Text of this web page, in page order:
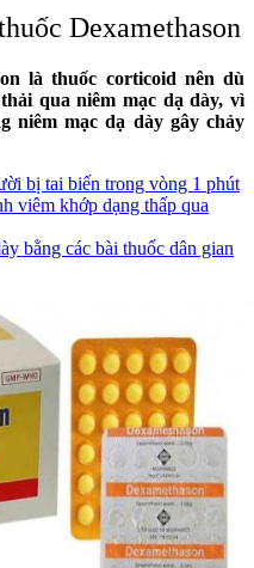
Dexamethason
là thuốc corticoid nên dù
qua niêm mạc dạ dày, vì
niêm mạc dạ dày gây chảy
bị tai biến trong vòng 1 phút
viêm khớp dạng thấp qua
bằng các bài thuốc dân gian